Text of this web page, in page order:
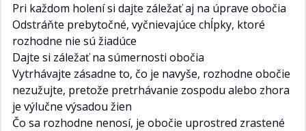
Pri každom holení si dajte záležať aj na úprave obočia​​​​‌ ‍ ​‍​‍‌‍ ‌ ​‍‌‍‍‌‌‍‌ ‌‍‍‌‌‍ ‍​‍​‍​ ‍‍​‍​‍‌ ​ ‌‍​‌‌‍ ‍‌‍‍‌‌ ‌​‌ ‍‌​‍ ‍‌‍‍‌‌‍ ​‍​‍​‍ ​​‍​‍‌‍‍​‌ ​‍‌‍‌‌‌‍‌‍​‍​‍​ ‍‍​‍​‍‌‍‍​‌ ‌​‌ ‌​‌ ​​​ ‍‍​‍ ​‍ ‌‍ ​‌‍ ‌‍​ ‌‍​‌‌‍ ​‌‍‍​‌‍ ‌ ​ ‌ ‌​​ ‍‍​ ​ ​ ​​​ ​​​ ​​​‍ ‌ ​ ‌ ‌​‌ ‌‌‌‍‌​‌‍‍‌‌‍ ​‍ ‌‍‍‌‌‍ ‍‌ ‌​‌‍‌‌‌‍ ‍‌ ‌​​‍ ‌‍‌‌‌‍‌​‌‍‍‌‌ ‌​​‍ ‌‍ ‌‌‍ ‌‍‌​‌‍‌‌​ ‌‌ ​​‌ ​‍‌‍‌‌‌ ​ ‌‍‌‌‌‍ ‍‌ ‌​‌‍​‌‌ ‌​‌‍‍‌‌‍ ‌‍ ‍​ ‍ ‌‍‍‌‌‍‌​​ ‌‌ ​​‌‍ ‌ ​ ‌ ‌​​‍ ‌​ ​‍​ ‍​​ ‌‍​ ‌​​ ‍​​ ​ ​ ‍ ‌ ‌​‌ ‍‌‌ ​​‌‍‌‌​ ‌‌ ​​‌‍ ‌ ​ ‌ ‌​​ ‍ ‌ ​​‌‍​‌‌ ‌​‌‍‍​​ ‌‌‍​ ‌‍ ‌‍ ‍‌ ‌​‌‍‌‌‌‍ ‍‌ ‌​​‍‌‌​ ‌‌‌​​‍‌‌ ‌‍‍ ‌‍‌‌‌ ‍‌​‍‌‌​ ​ ‌​‌​​‍‌‌​ ​ ‌​‌​​‍‌‌​ ​‍​ ​‍​ ​‍‌‍​ ​ ​ ‌‍​‍‌‍‌‌​ ‌​​ ‌‍​ ‍‌​ ‍‌​ ‌‍​ ​‍​ ​ ​‍‌‌​ ​‍​ ​‍​‍‌‌​ ‌‌‌​‌​​‍ ‍‌‍​ ‌‍‍​‌‍‍‌‌‍ ​‌‍‌​‌ ​‍‌‍‌‌‌‍ ‍​‍‌‌​ ‌‌‌​​‍‌‌ ‌‍‍ ‌‍‌‌‌ ‍‌​‍‌‌​ ​ ‌​‌​​‍‌‌​ ​ ‌​‌​​‍‌‌​ ​‍​ ​‍​ ​‍‌‍​ ​ ​ ‌‍​‍‌‍‌‌​ ‌​​ ‌‍​ ‍‌​ ‍‌​ ‌‍​ ​‍​ ​ ​ ​​​‍‌‌​ ​‍​ ​‍​‍‌‌​ ‌‌‌​‌​​‍ ‍‌ ‌​‌‍‌‌‌ ‍​‌ ‌​​ ‌‍​‍‌‍​‌‌ ​ ‌‍‌‌‌‌‌‌‌ ​‍‌‍ ​​ ‌‌‍‍​‌ ‌​‌ ‌​‌ ​​​‍‌‌​ ​ ‌​​‌​‍‌‌​ ​‍‌​‌‍​‍‌‌​ ​‍‌​‌‍‌‍ ​‌‍ ‌‍​ ‌‍​‌‌‍ ​‌‍‍​‌‍ ‌ ​ ‌ ‌​​‍‌‌​ ​ ‌​​‌​ ​ ​ ​​​ ​​​ ​​​‍‌‌​ ​‍‌​‌‍‌ ​ ‌ ‌​‌ ‌‌‌‍‌​‌‍‍‌‌‍ ​‍‌‍‌‍‍‌‌‍‌​​ ‌‌ ​​‌‍ ‌ ​ ‌ ‌​​‍ ‌​ ​‍​ ‍​​ ‌‍​ ‌​​ ‍​​ ​ ​‍‌‍‌ ‌​‌ ‍‌‌ ​​‌‍‌‌​ ‌‌ ​​‌‍ ‌ ​ ‌ ‌​​‍‌‍‌ ​​‌‍​‌‌ ‌​‌‍‍​​ ‌‌‍​ ‌‍ ‌‍ ‍‌ ‌​‌‍‌‌‌‍ ‍‌ ‌​​‍‌‌​ ‌‌‌​​‍‌‌ ‌‍‍ ‌‍‌‌‌ ‍‌​‍‌‌​ ​ ‌​‌​​‍‌‌​ ​ ‌​‌​​‍‌‌​ ​‍​ ​‍​ ​‍‌‍​ ​ ​ ‌‍​‍‌‍‌‌​ ‌​​ ‌‍​ ‍‌​ ‍‌​ ‌‍​ ​‍​ ​ ​‍‌‌​ ​‍​ ​‍​‍‌‌​ ‌‌‌​‌​​‍ ‍‌‍​ ‌‍‍​‌‍‍‌‌‍ ​‌‍‌​‌ ​‍‌‍‌‌‌‍ ‍​‍‌‌​ ‌‌‌​​‍‌‌ ‌‍‍ ‌‍‌‌‌ ‍‌​‍‌‌​ ​ ‌​‌​​‍‌‌​ ​ ‌​‌​​‍‌‌​ ​‍​ ​‍​ ​‍‌‍​ ​ ​ ‌‍​‍‌‍‌‌​ ‌​​ ‌‍​ ‍‌​ ‍‌​ ‌‍​ ​‍​ ​ ​ ​​​‍‌‌​ ​‍​ ​‍​‍‌‌​ ‌‌‌​‌​​‍ ‍‌ ‌​‌‍‌‌‌ ‍​‌ ‌​​‍‌‍‌ ​​‌‍‌‌‌ ​‍‌ ​ ‌ ​​‌‍‌‌‌‍​ ‌ ‌​‌‍‍‌‌ ‌‍‌‍‌‌​ ‌‌ ​​‌ ‌‌‌‍​‍‌‍ ​‌‍‍‌‌ ​ ‌‍‍​‌‍‌‌‌‍‌​​‍​‍‌ ‌
Odstráňte prebytočné, vyčnievajúce chĺpky, ktoré
rozhodne nie sú žiadúce​​​​‌ ‍ ​‍​‍‌‍ ‌ ​‍‌‍‍‌‌‍‌ ‌‍‍‌‌‍ ‍​‍​‍​ ‍‍​‍​‍‌ ​ ‌‍​‌‌‍ ‍‌‍‍‌‌ ‌​‌ ‍‌​‍ ‍‌‍‍‌‌‍ ​‍​‍​‍ ​​‍​‍‌‍‍​‌ ​‍‌‍‌‌‌‍‌‍​‍​‍​ ‍‍​‍​‍‌‍‍​‌ ‌​‌ ‌​‌ ​​​ ‍‍​‍ ​‍ ‌‍ ​‌‍ ‌‍​ ‌‍​‌‌‍ ​‌‍‍​‌‍ ‌ ​ ‌ ‌​​ ‍‍​ ​ ​ ​​​ ​​​ ​​​‍ ‌ ​ ‌ ‌​‌ ‌‌‌‍‌​‌‍‍‌‌‍ ​‍ ‌‍‍‌‌‍ ‍‌ ‌​‌‍‌‌‌‍ ‍‌ ‌​​‍ ‌‍‌‌‌‍‌​‌‍‍‌‌ ‌​​‍ ‌‍ ‌‌‍ ‌‍‌​‌‍‌‌​ ‌‌ ​​‌ ​‍‌‍‌‌‌ ​ ‌‍‌‌‌‍ ‍‌ ‌​‌‍​‌‌ ‌​‌‍‍‌‌‍ ‌‍ ‍​ ‍ ‌‍‍‌‌‍‌​​ ‌‌ ​​‌‍ ‌ ​ ‌ ‌​​‍ ‌​ ​‍​ ‍​​ ‌‍​ ‌​​ ‍​​ ​ ​ ‍ ‌ ‌​‌ ‍‌‌ ​​‌‍‌‌​ ‌‌ ​​‌‍ ‌ ​ ‌ ‌​​ ‍ ‌ ​​‌‍​‌‌ ‌​‌‍‍​​ ‌‌‍​ ‌‍ ‌‍ ‍‌ ‌​‌‍‌‌‌‍ ‍‌ ‌​​‍‌‌​ ‌‌‌​​‍‌‌ ‌‍‍ ‌‍‌‌‌ ‍‌​‍‌‌​ ​ ‌​‌​​‍‌‌​ ​ ‌​‌​​‍‌‌​ ​‍​ ​‍​ ‍​‌‍‌​​ ​‍​ ​‌‌‍‌​​ ‌‍‌‍​ ‌‍​ ​ ​ ​ ‍‌​ ​‍​ ​‍​‍‌‌​ ​‍​ ​‍​‍‌‌​ ‌‌‌​‌​​‍ ‍‌‍​ ‌‍‍​‌‍‍‌‌‍ ​‌‍‌​‌ ​‍‌‍‌‌‌‍ ‍​‍‌‌​ ‌‌‌​​‍‌‌ ‌‍‍ ‌‍‌‌‌ ‍‌​‍‌‌​ ​ ‌​‌​​‍‌‌​ ​ ‌​‌​​‍‌‌​ ​‍​ ​‍​ ‍​‌‍‌​​ ​‍​ ​‌‌‍‌​​ ‌‍‌‍​ ‌‍​ ​ ​ ​ ‍‌​ ​‍​ ​‍​ ​​​‍‌‌​ ​‍​ ​‍​‍‌‌​ ‌‌‌​‌​​‍ ‍‌ ‌​‌‍‌‌‌ ‍​‌ ‌​​ ‌‍​‍‌‍​‌‌ ​ ‌‍‌‌‌‌‌‌‌ ​‍‌‍ ​​ ‌‌‍‍​‌ ‌​‌ ‌​‌ ​​​‍‌‌​ ​ ‌​​‌​‍‌‌​ ​‍‌​‌‍​‍‌‌​ ​‍‌​‌‍‌‍ ​‌‍ ‌‍​ ‌‍​‌‌‍ ​‌‍‍​‌‍ ‌ ​ ‌ ‌​​‍‌‌​ ​ ‌​​‌​ ​ ​ ​​​ ​​​ ​​​‍‌‌​ ​‍‌​‌‍‌ ​ ‌ ‌​‌ ‌‌‌‍‌​‌‍‍‌‌‍ ​‍‌‍‌‍‍‌‌‍‌​​ ‌‌ ​​‌‍ ‌ ​ ‌ ‌​​‍ ‌​ ​‍​ ‍​​ ‌‍​ ‌​​ ‍​​ ​ ​‍‌‍‌ ‌​‌ ‍‌‌ ​​‌‍‌‌​ ‌‌ ​​‌‍ ‌ ​ ‌ ‌​​‍‌‍‌ ​​‌‍​‌‌ ‌​‌‍‍​​ ‌‌‍​ ‌‍ ‌‍ ‍‌ ‌​‌‍‌‌‌‍ ‍‌ ‌​​‍‌‌​ ‌‌‌​​‍‌‌ ‌‍‍ ‌‍‌‌‌ ‍‌​‍‌‌​ ​ ‌​‌​​‍‌‌​ ​ ‌​‌​​‍‌‌​ ​‍​ ​‍​ ‍​‌‍‌​​ ​‍​ ​‌‌‍‌​​ ‌‍‌‍​ ‌‍​ ​ ​ ​ ‍‌​ ​‍​ ​‍​‍‌‌​ ​‍​ ​‍​‍‌‌​ ‌‌‌​‌​​‍ ‍‌‍​ ‌‍‍​‌‍‍‌‌‍ ​‌‍‌​‌ ​‍‌‍‌‌‌‍ ‍​‍‌‌​ ‌‌‌​​‍‌‌ ‌‍‍ ‌‍‌‌‌ ‍‌​‍‌‌​ ​ ‌​‌​​‍‌‌​ ​ ‌​‌​​‍‌‌​ ​‍​ ​‍​ ‍​‌‍‌​​ ​‍​ ​‌‌‍‌​​ ‌‍‌‍​ ‌‍​ ​ ​ ​ ‍‌​ ​‍​ ​‍​ ​​​‍‌‌​ ​‍​ ​‍​‍‌‌​ ‌‌‌​‌​​‍ ‍‌ ‌​‌‍‌‌‌ ‍​‌ ‌​​‍‌‍‌ ​​‌‍‌‌‌ ​‍‌ ​ ‌ ​​‌‍‌‌‌‍​ ‌ ‌​‌‍‍‌‌ ‌‍‌‍‌‌​ ‌‌ ​​‌ ‌‌‌‍​‍‌‍ ​‌‍‍‌‌ ​ ‌‍‍​‌‍‌‌‌‍‌​​‍​‍‌ ‌
Dajte si záležať na súmernosti obočia​​​​‌ ‍ ​‍​‍‌‍ ‌ ​‍‌‍‍‌‌‍‌ ‌‍‍‌‌‍ ‍​‍​‍​ ‍‍​‍​‍‌ ​ ‌‍​‌‌‍ ‍‌‍‍‌‌ ‌​‌ ‍‌​‍ ‍‌‍‍‌‌‍ ​‍​‍​‍ ​​‍​‍‌‍‍​‌ ​‍‌‍‌‌‌‍‌‍​‍​‍​ ‍‍​‍​‍‌‍‍​‌ ‌​‌ ‌​‌ ​​​ ‍‍​‍ ​‍ ‌‍ ​‌‍ ‌‍​ ‌‍​‌‌‍ ​‌‍‍​‌‍ ‌ ​ ‌ ‌​​ ‍‍​ ​ ​ ​​​ ​​​ ​​​‍ ‌ ​ ‌ ‌​‌ ‌‌‌‍‌​‌‍‍‌‌‍ ​‍ ‌‍‍‌‌‍ ‍‌ ‌​‌‍‌‌‌‍ ‍‌ ‌​​‍ ‌‍‌‌‌‍‌​‌‍‍‌‌ ‌​​‍ ‌‍ ‌‌‍ ‌‍‌​‌‍‌‌​ ‌‌ ​​‌ ​‍‌‍‌‌‌ ​ ‌‍‌‌‌‍ ‍‌ ‌​‌‍​‌‌ ‌​‌‍‍‌‌‍ ‌‍ ‍​ ‍ ‌‍‍‌‌‍‌​​ ‌‌ ​​‌‍ ‌ ​ ‌ ‌​​‍ ‌​ ​‍​ ‍​​ ‌‍​ ‌​​ ‍​​ ​ ​ ‍ ‌ ‌​‌ ‍‌‌ ​​‌‍‌‌​ ‌‌ ​​‌‍ ‌ ​ ‌ ‌​​ ‍ ‌ ​​‌‍​‌‌ ‌​‌‍‍​​ ‌‌‍​ ‌‍ ‌‍ ‍‌ ‌​‌‍‌‌‌‍ ‍‌ ‌​​‍‌‌​ ‌‌‌​​‍‌‌ ‌‍‍ ‌‍‌‌‌ ‍‌​‍‌‌​ ​ ‌​‌​​‍‌‌​ ​ ‌​‌​​‍‌‌​ ​‍​ ​‍​ ​‌‌‍​ ​ ‌ ​ ‌‌​ ‌ ‌‍​‌‌‍‌​​ ​ ‌‍‌​​ ‍​​ ‍​​ ‌‍​‍‌‌​ ​‍​ ​‍​‍‌‌​ ‌‌‌​‌​​‍ ‍‌‍​ ‌‍‍​‌‍‍‌‌‍ ​‌‍‌​‌ ​‍‌‍‌‌‌‍ ‍​‍‌‌​ ‌‌‌​​‍‌‌ ‌‍‍ ‌‍‌‌‌ ‍‌​‍‌‌​ ​ ‌​‌​​‍‌‌​ ​ ‌​‌​​‍‌‌​ ​‍​ ​‍​ ​‌‌‍​ ​ ‌ ​ ‌‌​ ‌ ‌‍​‌‌‍‌​​ ​ ‌‍‌​​ ‍​​ ‍​​ ‌‍​ ​​​‍‌‌​ ​‍​ ​‍​‍‌‌​ ‌‌‌​‌​​‍ ‍‌ ‌​‌‍‌‌‌ ‍​‌ ‌​​ ‌‍​‍‌‍​‌‌ ​ ‌‍‌‌‌‌‌‌‌ ​‍‌‍ ​​ ‌‌‍‍​‌ ‌​‌ ‌​‌ ​​​‍‌‌​ ​ ‌​​‌​‍‌‌​ ​‍‌​‌‍​‍‌‌​ ​‍‌​‌‍‌‍ ​‌‍ ‌‍​ ‌‍​‌‌‍ ​‌‍‍​‌‍ ‌ ​ ‌ ‌​​‍‌‌​ ​ ‌​​‌​ ​ ​ ​​​ ​​​ ​​​‍‌‌​ ​‍‌​‌‍‌ ​ ‌ ‌​‌ ‌‌‌‍‌​‌‍‍‌‌‍ ​‍‌‍‌‍‍‌‌‍‌​​ ‌‌ ​​‌‍ ‌ ​ ‌ ‌​​‍ ‌​ ​‍​ ‍​​ ‌‍​ ‌​​ ‍​​ ​ ​‍‌‍‌ ‌​‌ ‍‌‌ ​​‌‍‌‌​ ‌‌ ​​‌‍ ‌ ​ ‌ ‌​​‍‌‍‌ ​​‌‍​‌‌ ‌​‌‍‍​​ ‌‌‍​ ‌‍ ‌‍ ‍‌ ‌​‌‍‌‌‌‍ ‍‌ ‌​​‍‌‌​ ‌‌‌​​‍‌‌ ‌‍‍ ‌‍‌‌‌ ‍‌​‍‌‌​ ​ ‌​‌​​‍‌‌​ ​ ‌​‌​​‍‌‌​ ​‍​ ​‍​ ​‌‌‍​ ​ ‌ ​ ‌‌​ ‌ ‌‍​‌‌‍‌​​ ​ ‌‍‌​​ ‍​​ ‍​​ ‌‍​‍‌‌​ ​‍​ ​‍​‍‌‌​ ‌‌‌​‌​​‍ ‍‌‍​ ‌‍‍​‌‍‍‌‌‍ ​‌‍‌​‌ ​‍‌‍‌‌‌‍ ‍​‍‌‌​ ‌‌‌​​‍‌‌ ‌‍‍ ‌‍‌‌‌ ‍‌​‍‌‌​ ​ ‌​‌​​‍‌‌​ ​ ‌​‌​​‍‌‌​ ​‍​ ​‍​ ​‌‌‍​ ​ ‌ ​ ‌‌​ ‌ ‌‍​‌‌‍‌​​ ​ ‌‍‌​​ ‍​​ ‍​​ ‌‍​ ​​​‍‌‌​ ​‍​ ​‍​‍‌‌​ ‌‌‌​‌​​‍ ‍‌ ‌​‌‍‌‌‌ ‍​‌ ‌​​‍‌‍‌ ​​‌‍‌‌‌ ​‍‌ ​ ‌ ​​‌‍‌‌‌‍​ ‌ ‌​‌‍‍‌‌ ‌‍‌‍‌‌​ ‌‌ ​​‌ ‌‌‌‍​‍‌‍ ​‌‍‍‌‌ ​ ‌‍‍​‌‍‌‌‌‍‌​​‍​‍‌ ‌
Vytrhávajte zásadne to, čo je navyše, rozhodne obočie
nezužujte, pretože pretrhávanie zospodu alebo zhora
je výlučne výsadou žien​​​​‌ ‍ ​‍​‍‌‍ ‌ ​‍‌‍‍‌‌‍‌ ‌‍‍‌‌‍ ‍​‍​‍​ ‍‍​‍​‍‌ ​ ‌‍​‌‌‍ ‍‌‍‍‌‌ ‌​‌ ‍‌​‍ ‍‌‍‍‌‌‍ ​‍​‍​‍ ​​‍​‍‌‍‍​‌ ​‍‌‍‌‌‌‍‌‍​‍​‍​ ‍‍​‍​‍‌‍‍​‌ ‌​‌ ‌​‌ ​​​ ‍‍​‍ ​‍ ‌‍ ​‌‍ ‌‍​ ‌‍​‌‌‍ ​‌‍‍​‌‍ ‌ ​ ‌ ‌​​ ‍‍​ ​ ​ ​​​ ​​​ ​​​‍ ‌ ​ ‌ ‌​‌ ‌‌‌‍‌​‌‍‍‌‌‍ ​‍ ‌‍‍‌‌‍ ‍‌ ‌​‌‍‌‌‌‍ ‍‌ ‌​​‍ ‌‍‌‌‌‍‌​‌‍‍‌‌ ‌​​‍ ‌‍ ‌‌‍ ‌‍‌​‌‍‌‌​ ‌‌ ​​‌ ​‍‌‍‌‌‌ ​ ‌‍‌‌‌‍ ‍‌ ‌​‌‍​‌‌ ‌​‌‍‍‌‌‍ ‌‍ ‍​ ‍ ‌‍‍‌‌‍‌​​ ‌‌ ​​‌‍ ‌ ​ ‌ ‌​​‍ ‌​ ​‍​ ‍​​ ‌‍​ ‌​​ ‍​​ ​ ​ ‍ ‌ ‌​‌ ‍‌‌ ​​‌‍‌‌​ ‌‌ ​​‌‍ ‌ ​ ‌ ‌​​ ‍ ‌ ​​‌‍​‌‌ ‌​‌‍‍​​ ‌‌‍​ ‌‍ ‌‍ ‍‌ ‌​‌‍‌‌‌‍ ‍‌ ‌​​‍‌‌​ ‌‌‌​​‍‌‌ ‌‍‍ ‌‍‌‌‌ ‍‌​‍‌‌​ ​ ‌​‌​​‍‌‌​ ​ ‌​‌​​‍‌‌​ ​‍​ ​‍‌‍​‍‌‍‌​​ ‌‍​ ​‌​ ‌‍​ ‌‌‌‍‌​​ ​​‌‍‌‍​ ‌‍‌‍‌‍​ ​​​‍‌‌​ ​‍​ ​‍​‍‌‌​ ‌‌‌​‌​​‍ ‍‌‍​ ‌‍‍​‌‍‍‌‌‍ ​‌‍‌​‌ ​‍‌‍‌‌‌‍ ‍​‍‌‌​ ‌‌‌​​‍‌‌ ‌‍‍ ‌‍‌‌‌ ‍‌​‍‌‌​ ​ ‌​‌​​‍‌‌​ ​ ‌​‌​​‍‌‌​ ​‍​ ​‍‌‍​‍‌‍‌​​ ‌‍​ ​‌​ ‌‍​ ‌‌‌‍‌​​ ​​‌‍‌‍​ ‌‍‌‍‌‍​ ​​​ ​​​‍‌‌​ ​‍​ ​‍​‍‌‌​ ‌‌‌​‌​​‍ ‍‌ ‌​‌‍‌‌‌ ‍​‌ ‌​​ ‌‍​‍‌‍​‌‌ ​ ‌‍‌‌‌‌‌‌‌ ​‍‌‍ ​​ ‌‌‍‍​‌ ‌​‌ ‌​‌ ​​​‍‌‌​ ​ ‌​​‌​‍‌‌​ ​‍‌​‌‍​‍‌‌​ ​‍‌​‌‍‌‍ ​‌‍ ‌‍​ ‌‍​‌‌‍ ​‌‍‍​‌‍ ‌ ​ ‌ ‌​​‍‌‌​ ​ ‌​​‌​ ​ ​ ​​​ ​​​ ​​​‍‌‌​ ​‍‌​‌‍‌ ​ ‌ ‌​‌ ‌‌‌‍‌​‌‍‍‌‌‍ ​‍‌‍‌‍‍‌‌‍‌​​ ‌‌ ​​‌‍ ‌ ​ ‌ ‌​​‍ ‌​ ​‍​ ‍​​ ‌‍​ ‌​​ ‍​​ ​ ​‍‌‍‌ ‌​‌ ‍‌‌ ​​‌‍‌‌​ ‌‌ ​​‌‍ ‌ ​ ‌ ‌​​‍‌‍‌ ​​‌‍​‌‌ ‌​‌‍‍​​ ‌‌‍​ ‌‍ ‌‍ ‍‌ ‌​‌‍‌‌‌‍ ‍‌ ‌​​‍‌‌​ ‌‌‌​​‍‌‌ ‌‍‍ ‌‍‌‌‌ ‍‌​‍‌‌​ ​ ‌​‌​​‍‌‌​ ​ ‌​‌​​‍‌‌​ ​‍​ ​‍‌‍​‍‌‍‌​​ ‌‍​ ​‌​ ‌‍​ ‌‌‌‍‌​​ ​​‌‍‌‍​ ‌‍‌‍‌‍​ ​​​‍‌‌​ ​‍​ ​‍​‍‌‌​ ‌‌‌​‌​​‍ ‍‌‍​ ‌‍‍​‌‍‍‌‌‍ ​‌‍‌​‌ ​‍‌‍‌‌‌‍ ‍​‍‌‌​ ‌‌‌​​‍‌‌ ‌‍‍ ‌‍‌‌‌ ‍‌​‍‌‌​ ​ ‌​‌​​‍‌‌​ ​ ‌​‌​​‍‌‌​ ​‍​ ​‍‌‍​‍‌‍‌​​ ‌‍​ ​‌​ ‌‍​ ‌‌‌‍‌​​ ​​‌‍‌‍​ ‌‍‌‍‌‍​ ​​​ ​​​‍‌‌​ ​‍​ ​‍​‍‌‌​ ‌‌‌​‌​​‍ ‍‌ ‌​‌‍‌‌‌ ‍​‌ ‌​​‍‌‍‌ ​​‌‍‌‌‌ ​‍‌ ​ ‌ ​​‌‍‌‌‌‍​ ‌ ‌​‌‍‍‌‌ ‌‍‌‍‌‌​ ‌‌ ​​‌ ‌‌‌‍​‍‌‍ ​‌‍‍‌‌ ​ ‌‍‍​‌‍‌‌‌‍‌​​‍​‍‌ ‌
Čo sa rozhodne nenosí, je obočie uprostred zrastené​​​​‌ ‍ ​‍​‍‌‍ ‌ ​‍‌‍‍‌‌‍‌ ‌‍‍‌‌‍ ‍​‍​‍​ ‍‍​‍​‍‌ ​ ‌‍​‌‌‍ ‍‌‍‍‌‌ ‌​‌ ‍‌​‍ ‍‌‍‍‌‌‍ ​‍​‍​‍ ​​‍​‍‌‍‍​‌ ​‍‌‍‌‌‌‍‌‍​‍​‍​ ‍‍​‍​‍‌‍‍​‌ ‌​‌ ‌​‌ ​​​ ‍‍​‍ ​‍ ‌‍ ​‌‍ ‌‍​ ‌‍​‌‌‍ ​‌‍‍​‌‍ ‌ ​ ‌ ‌​​ ‍‍​ ​ ​ ​​​ ​​​ ​​​‍ ‌ ​ ‌ ‌​‌ ‌‌‌‍‌​‌‍‍‌‌‍ ​‍ ‌‍‍‌‌‍ ‍‌ ‌​‌‍‌‌‌‍ ‍‌ ‌​​‍ ‌‍‌‌‌‍‌​‌‍‍‌‌ ‌​​‍ ‌‍ ‌‌‍ ‌‍‌​‌‍‌‌​ ‌‌ ​​‌ ​‍‌‍‌‌‌ ​ ‌‍‌‌‌‍ ‍‌ ‌​‌‍​‌‌ ‌​‌‍‍‌‌‍ ‌‍ ‍​ ‍ ‌‍‍‌‌‍‌​​ ‌‌ ​​‌‍ ‌ ​ ‌ ‌​​‍ ‌​ ​‍​ ‍​​ ‌‍​ ‌​​ ‍​​ ​ ​ ‍ ‌ ‌​‌ ‍‌‌ ​​‌‍‌‌​ ‌‌ ​​‌‍ ‌ ​ ‌ ‌​​ ‍ ‌ ​​‌‍​‌‌ ‌​‌‍‍​​ ‌‌‍​ ‌‍ ‌‍ ‍‌ ‌​‌‍‌‌‌‍ ‍‌ ‌​​‍‌‌​ ‌‌‌​​‍‌‌ ‌‍‍ ‌‍‌‌‌ ‍‌​‍‌‌​ ​ ‌​‌​​‍‌‌​ ​ ‌​‌​​‍‌‌​ ​‍​ ​‍​ ‍‌‌‍​ ​ ‌‌​ ‌‌​ ​​‌‍‌‌​ ‍​​ ‌​​ ​ ​ ‌‌​ ​ ​ ​‌​‍‌‌​ ​‍​ ​‍​‍‌‌​ ‌‌‌​‌​​‍ ‍‌‍​ ‌‍‍​‌‍‍‌‌‍ ​‌‍‌​‌ ​‍‌‍‌‌‌‍ ‍​‍‌‌​ ‌‌‌​​‍‌‌ ‌‍‍ ‌‍‌‌‌ ‍‌​‍‌‌​ ​ ‌​‌​​‍‌‌​ ​ ‌​‌​​‍‌‌​ ​‍​ ​‍​ ‍‌‌‍​ ​ ‌‌​ ‌‌​ ​​‌‍‌‌​ ‍​​ ‌​​ ​ ​ ‌‌​ ​ ​ ​‌​ ​​​‍‌‌​ ​‍​ ​‍​‍‌‌​ ‌‌‌​‌​​‍ ‍‌ ‌​‌‍‌‌‌ ‍​‌ ‌​​ ‌‍​‍‌‍​‌‌ ​ ‌‍‌‌‌‌‌‌‌ ​‍‌‍ ​​ ‌‌‍‍​‌ ‌​‌ ‌​‌ ​​​‍‌‌​ ​ ‌​​‌​‍‌‌​ ​‍‌​‌‍​‍‌‌​ ​‍‌​‌‍‌‍ ​‌‍ ‌‍​ ‌‍​‌‌‍ ​‌‍‍​‌‍ ‌ ​ ‌ ‌​​‍‌‌​ ​ ‌​​‌​ ​ ​ ​​​ ​​​ ​​​‍‌‌​ ​‍‌​‌‍‌ ​ ‌ ‌​‌ ‌‌‌‍‌​‌‍‍‌‌‍ ​‍‌‍‌‍‍‌‌‍‌​​ ‌‌ ​​‌‍ ‌ ​ ‌ ‌​​‍ ‌​ ​‍​ ‍​​ ‌‍​ ‌​​ ‍​​ ​ ​‍‌‍‌ ‌​‌ ‍‌‌ ​​‌‍‌‌​ ‌‌ ​​‌‍ ‌ ​ ‌ ‌​​‍‌‍‌ ​​‌‍​‌‌ ‌​‌‍‍​​ ‌‌‍​ ‌‍ ‌‍ ‍‌ ‌​‌‍‌‌‌‍ ‍‌ ‌​​‍‌‌​ ‌‌‌​​‍‌‌ ‌‍‍ ‌‍‌‌‌ ‍‌​‍‌‌​ ​ ‌​‌​​‍‌‌​ ​ ‌​‌​​‍‌‌​ ​‍​ ​‍​ ‍‌‌‍​ ​ ‌‌​ ‌‌​ ​​‌‍‌‌​ ‍​​ ‌​​ ​ ​ ‌‌​ ​ ​ ​‌​‍‌‌​ ​‍​ ​‍​‍‌‌​ ‌‌‌​‌​​‍ ‍‌‍​ ‌‍‍​‌‍‍‌‌‍ ​‌‍‌​‌ ​‍‌‍‌‌‌‍ ‍​‍‌‌​ ‌‌‌​​‍‌‌ ‌‍‍ ‌‍‌‌‌ ‍‌​‍‌‌​ ​ ‌​‌​​‍‌‌​ ​ ‌​‌​​‍‌‌​ ​‍​ ​‍​ ‍‌‌‍​ ​ ‌‌​ ‌‌​ ​​‌‍‌‌​ ‍​​ ‌​​ ​ ​ ‌‌​ ​ ​ ​‌​ ​​​‍‌‌​ ​‍​ ​‍​‍‌‌​ ‌‌‌​‌​​‍ ‍‌ ‌​‌‍‌‌‌ ‍​‌ ‌​​‍‌‍‌ ​​‌‍‌‌‌ ​‍‌ ​ ‌ ​​‌‍‌‌‌‍​ ‌ ‌​‌‍‍‌‌ ‌‍‌‍‌‌​ ‌‌ ​​‌ ‌‌‌‍​‍‌‍ ​‌‍‍‌‌ ​ ‌‍‍​‌‍‌‌‌‍‌​​‍​‍‌ ‌